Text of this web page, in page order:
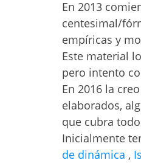
En 2013
centesimal/
empíricas y
Este material
pero intento
En 2016 la
elaborados,
que cubra
Inicialmente
de dinámica ,